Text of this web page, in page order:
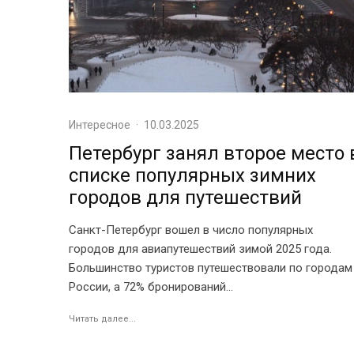
Интересное · 10.03.2025
Петербург занял второе место
списке популярных зимних
городов для путешествий
Санкт-Петербург вошел в число популярных
городов для авиапутешествий зимой 2025 года.
Большинство туристов путешествовали по городам
России, а 72% бронирований...
Читать далее...